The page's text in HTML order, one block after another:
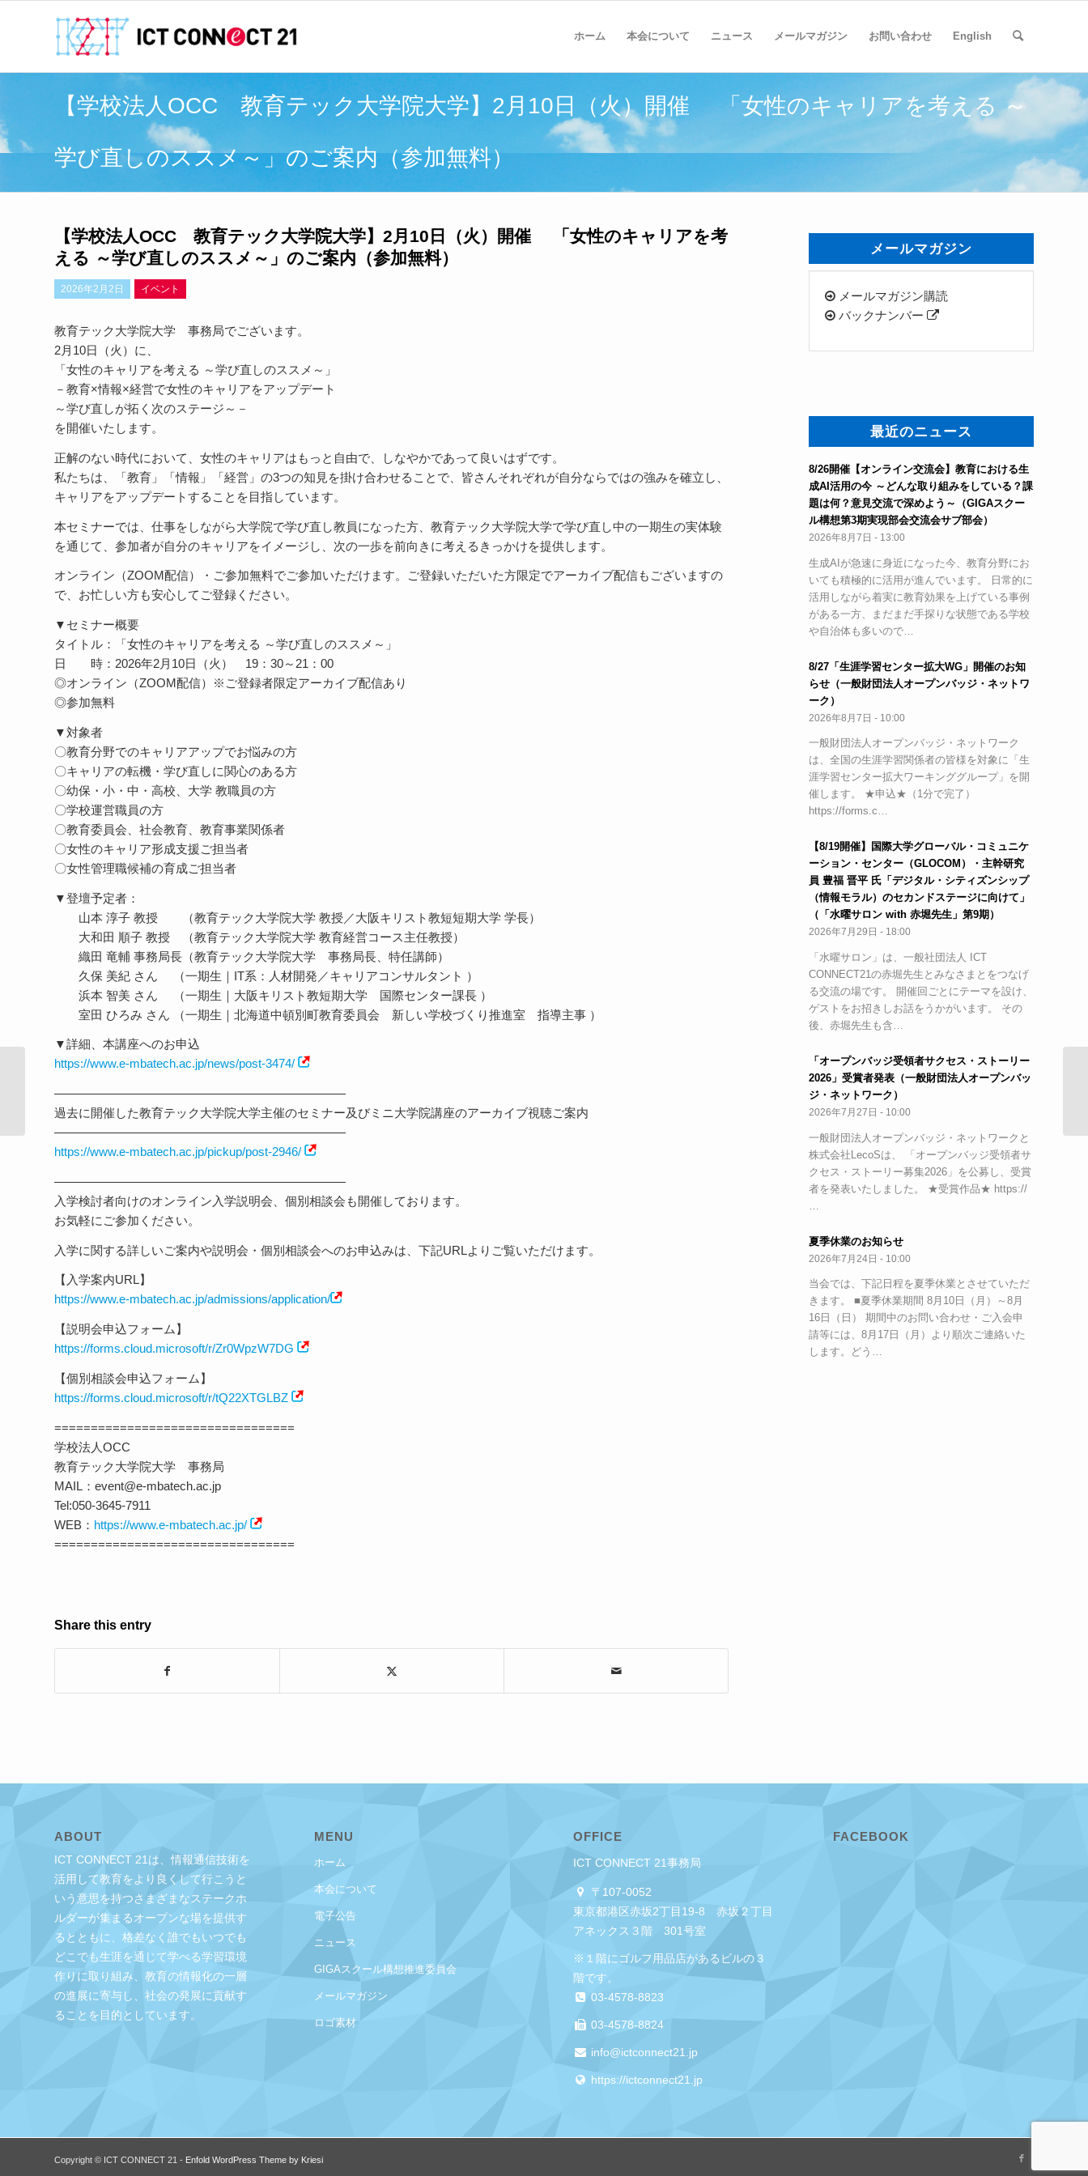
ホーム 本会について ニュース メールマガジン お問い合わせ English
【学校法人OCC 教育テック大学院大学】2月10日（火）開催 「女性のキャリアを考える ～
学び直しのススメ～」のご案内（参加無料）
【学校法人OCC 教育テック大学院大学】2月10日（火）開催 「女性のキャリアを考
える ～学び直しのススメ～」のご案内（参加無料）
2026年2月2日 イベント
教育テック大学院大学 事務局でございます。
2月10日（火）に、
「女性のキャリアを考える ～学び直しのススメ～」
－教育×情報×経営で女性のキャリアをアップデート
～学び直しが拓く次のステージ～－
を開催いたします。
正解のない時代において、女性のキャリアはもっと自由で、しなやかであって良いはずです。
私たちは、「教育」「情報」「経営」の3つの知見を掛け合わせることで、皆さんそれぞれが自分ならではの強みを確立し、
キャリアをアップデートすることを目指しています。
本セミナーでは、仕事をしながら大学院で学び直し教員になった方、教育テック大学院大学で学び直し中の一期生の実体験
を通じて、参加者が自分のキャリアをイメージし、次の一歩を前向きに考えるきっかけを提供します。
オンライン（ZOOM配信）・ご参加無料でご参加いただけます。ご登録いただいた方限定でアーカイブ配信もございますの
で、お忙しい方も安心してご登録ください。
▼セミナー概要
タイトル：「女性のキャリアを考える ～学び直しのススメ～」
日 時：2026年2月10日（火） 19：30～21：00
◎オンライン（ZOOM配信）※ご登録者限定アーカイブ配信あり
◎参加無料
▼対象者
〇教育分野でのキャリアアップでお悩みの方
〇キャリアの転機・学び直しに関心のある方
〇幼保・小・中・高校、大学 教職員の方
〇学校運営職員の方
〇教育委員会、社会教育、教育事業関係者
〇女性のキャリア形成支援ご担当者
〇女性管理職候補の育成ご担当者
▼登壇予定者：
山本 淳子 教授 （教育テック大学院大学 教授／大阪キリスト教短短期大学 学長）
大和田 順子 教授 （教育テック大学院大学 教育経営コース主任教授）
織田 竜輔 事務局長（教育テック大学院大学 事務局長、特任講師）
久保 美紀 さん （一期生｜IT系：人材開発／キャリアコンサルタント ）
浜本 智美 さん （一期生｜大阪キリスト教短期大学 国際センター課長 ）
室田 ひろみ さん （一期生｜北海道中頓別町教育委員会 新しい学校づくり推進室 指導主事 ）
▼詳細、本講座へのお申込
https://www.e-mbatech.ac.jp/news/post-3474/
————————————————————————
過去に開催した教育テック大学院大学主催のセミナー及びミニ大学院講座のアーカイブ視聴ご案内
————————————————————————
https://www.e-mbatech.ac.jp/pickup/post-2946/
————————————————————————
入学検討者向けのオンライン入学説明会、個別相談会も開催しております。
お気軽にご参加ください。
入学に関する詳しいご案内や説明会・個別相談会へのお申込みは、下記URLよりご覧いただけます。
【入学案内URL】
https://www.e-mbatech.ac.jp/admissions/application/
【説明会申込フォーム】
https://forms.cloud.microsoft/r/Zr0WpzW7DG
【個別相談会申込フォーム】
https://forms.cloud.microsoft/r/tQ22XTGLBZ
=================================
学校法人OCC
教育テック大学院大学 事務局
MAIL：event@e-mbatech.ac.jp
Tel:050-3645-7911
WEB： https://www.e-mbatech.ac.jp/
=================================
Share this entry
メールマガジン
メールマガジン購読
バックナンバー
最近のニュース
8/26開催【オンライン交流会】教育における生
成AI活用の今 ～どんな取り組みをしている？課
題は何？意見交流で深めよう～（GIGAスクー
ル構想第3期実現部会交流会サブ部会）
2026年8月7日 - 13:00
生成AIが急速に身近になった今、教育分野にお
いても積極的に活用が進んでいます。 日常的に
活用しながら着実に教育効果を上げている事例
がある一方、まだまだ手探りな状態である学校
や自治体も多いので…
8/27「生涯学習センター拡大WG」開催のお知
らせ（一般財団法人オープンバッジ・ネットワ
ーク）
2026年8月7日 - 10:00
一般財団法人オープンバッジ・ネットワーク
は、全国の生涯学習関係者の皆様を対象に「生
涯学習センター拡大ワーキンググループ」を開
催します。 ★申込★（1分で完了）
https://forms.c…
【8/19開催】国際大学グローバル・コミュニケ
ーション・センター（GLOCOM）・主幹研究
員 豊福 晋平 氏「デジタル・シティズンシップ
（情報モラル）のセカンドステージに向けて」
（「水曜サロン with 赤堀先生」第9期）
2026年7月29日 - 18:00
「水曜サロン」は、一般社団法人 ICT
CONNECT21の赤堀先生とみなさまとをつなげ
る交流の場です。 開催回ごとにテーマを設け、
ゲストをお招きしお話をうかがいます。 その
後、赤堀先生も含…
「オープンバッジ受領者サクセス・ストーリー
2026」受賞者発表（一般財団法人オープンバッ
ジ・ネットワーク）
2026年7月27日 - 10:00
一般財団法人オープンバッジ・ネットワークと
株式会社LecoSは、 「オープンバッジ受領者サ
クセス・ストーリー募集2026」を公募し、受賞
者を発表いたしました。 ★受賞作品★ https://
夏季休業のお知らせ
2026年7月24日 - 10:00
当会では、下記日程を夏季休業とさせていただ
きます。 ■夏季休業期間 8月10日（月）～8月
16日（日） 期間中のお問い合わせ・ご入会申
請等には、8月17日（月）より順次ご連絡いた
します。どう…
ABOUT
ICT CONNECT 21は、情報通信技術を
活用して教育をより良くして行こうと
いう意思を持つさまざまなステークホ
ルダーが集まるオープンな場を提供す
るとともに、格差なく誰でもいつでも
どこでも生涯を通じて学べる学習環境
作りに取り組み、教育の情報化の一層
の進展に寄与し、社会の発展に貢献す
ることを目的としています。
MENU
ホーム
本会について
電子公告
ニュース
GIGAスクール構想推進委員会
メールマガジン
ロゴ素材
OFFICE
ICT CONNECT 21事務局
〒107-0052
東京都港区赤坂2丁目19-8 赤坂２丁目
アネックス３階 301号室
※１階にゴルフ用品店があるビルの３
階です。
03-4578-8823
03-4578-8824
info@ictconnect21.jp
https://ictconnect21.jp
FACEBOOK
Copyright © ICT CONNECT 21 - Enfold WordPress Theme by Kriesi